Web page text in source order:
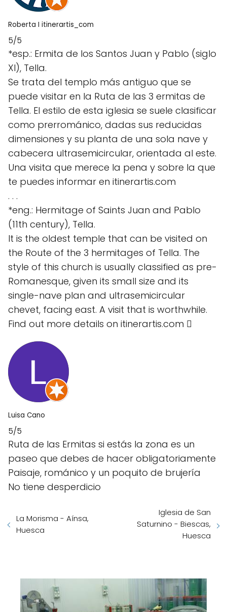
Roberta I itinerartis_com
5/5
*esp.: Ermita de los Santos Juan y Pablo (siglo
XI), Tella.
Se trata del templo más antiguo que se
puede visitar en la Ruta de las 3 ermitas de
Tella. El estilo de esta iglesia se suele clasificar
como prerrománico, dadas sus reducidas
dimensiones y su planta de una sola nave y
cabecera ultrasemicircular, orientada al este.
Una visita que merece la pena y sobre la que
te puedes informar en itinerartis.com
. . .
*eng.: Hermitage of Saints Juan and Pablo
(11th century), Tella.
It is the oldest temple that can be visited on
the Route of the 3 hermitages of Tella. The
style of this church is usually classified as pre-
Romanesque, given its small size and its
single-nave plan and ultrasemicircular
chevet, facing east. A visit that is worthwhile.
Find out more details on itinerartis.com 
Luisa Cano
5/5
Ruta de las Ermitas si estás la zona es un
paseo que debes de hacer obligatoriamente
Paisaje, románico y un poquito de brujería
No tiene desperdicio
La Morisma - Aínsa,
Huesca
Iglesia de San
Saturnino - Biescas,
Huesca